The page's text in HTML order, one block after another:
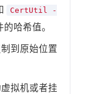
CertUtil -
哈希值。
到原始位置
拟机或者挂